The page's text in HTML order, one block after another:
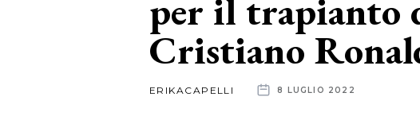
per il trapianto
Cristiano
ERIKACAPELLI 8 LUGLIO 2022